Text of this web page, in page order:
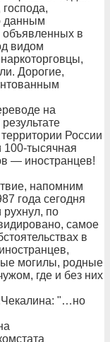
данным
объявленных в
видом
Дорогие,
на
России
100-тысячная
— иностранцев!
напомним
года сегодня
рухнул, по
самое
в
могилы, родные
где и без них
"…но